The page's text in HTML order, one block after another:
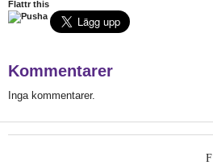
Flattr this
Kommentarer
Inga kommentarer.